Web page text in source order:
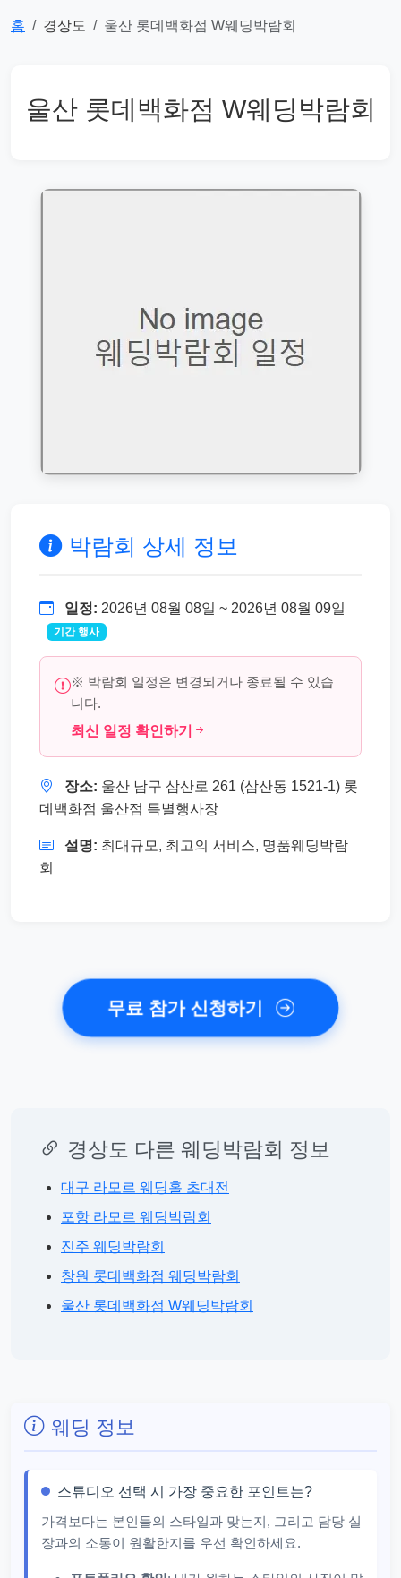
홈 경상도 울산 롯데백화점 W웨딩박람회
울산 롯데백화점 W웨딩박람회
박람회 상세 정보
일정: 2026년 08월 08일 ~ 2026년 08월 09일
기간 행사
※ 박람회 일정은 변경되거나 종료될 수 있습
니다.
최신 일정 확인하기
장소: 울산 남구 삼산로 261 (삼산동 1521-1) 롯
데백화점 울산점 특별행사장
설명: 최대규모, 최고의 서비스, 명품웨딩박람
회
무료 참가 신청하기
경상도 다른 웨딩박람회 정보
대구 라모르 웨딩홀 초대전
포항 라모르 웨딩박람회
진주 웨딩박람회
창원 롯데백화점 웨딩박람회
울산 롯데백화점 W웨딩박람회
웨딩 정보
스튜디오 선택 시 가장 중요한 포인트는?
가격보다는 본인들의 스타일과 맞는지, 그리고 담당 실
장과의 소통이 원활한지를 우선 확인하세요.